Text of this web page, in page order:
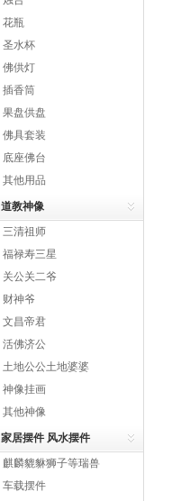
花瓶
圣水杯
佛供灯
插香筒
果盘供盘
佛具套装
底座佛台
其他用品
道教神像
三清祖师
福禄寿三星
关公关二爷
财神爷
文昌帝君
活佛济公
土地公公土地婆婆
神像挂画
其他神像
家居摆件 风水摆件
麒麟貔貅狮子等瑞兽
车载摆件